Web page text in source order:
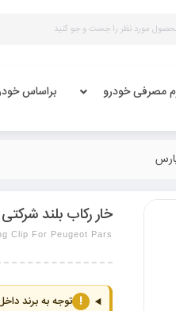
مصرفی خودرو براساس
خار رکاب بلند
Clip For Peugeot Pars
! توجه به برند